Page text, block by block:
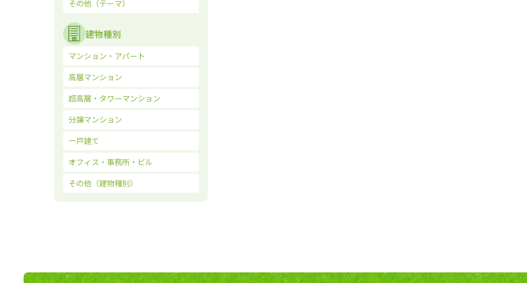
その他（テーマ）
建物種別
マンション・アパート
高層マンション
超高層・タワーマンション
分譲マンション
一戸建て
オフィス・事務所・ビル
その他（建物種別）